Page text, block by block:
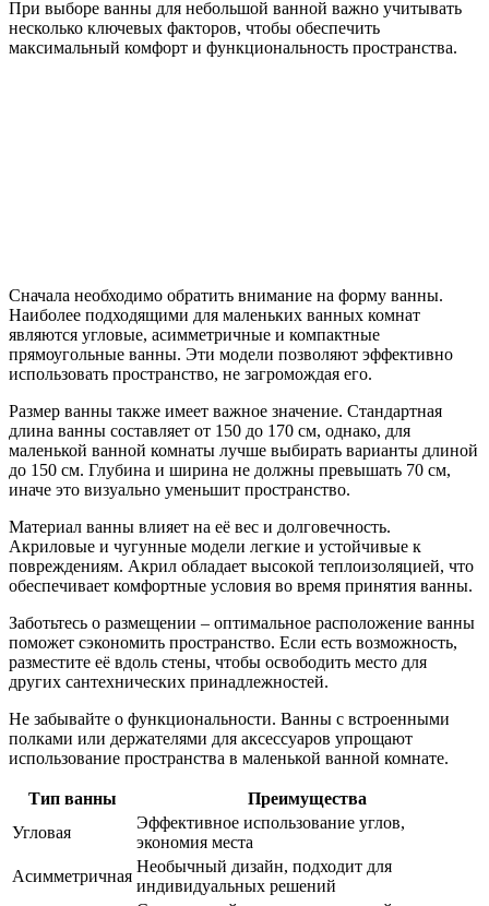
При выборе ванны для небольшой ванной важно учитывать
несколько ключевых факторов, чтобы обеспечить
максимальный комфорт и функциональность пространства.
Сначала необходимо обратить внимание на форму ванны.
Наиболее подходящими для маленьких ванных комнат
являются угловые, асимметричные и компактные
прямоугольные ванны. Эти модели позволяют эффективно
использовать пространство, не загромождая его.
Размер ванны также имеет важное значение. Стандартная
длина ванны составляет от 150 до 170 см, однако, для
маленькой ванной комнаты лучше выбирать варианты длиной
до 150 см. Глубина и ширина не должны превышать 70 см,
иначе это визуально уменьшит пространство.
Материал ванны влияет на её вес и долговечность.
Акриловые и чугунные модели легкие и устойчивые к
повреждениям. Акрил обладает высокой теплоизоляцией, что
обеспечивает комфортные условия во время принятия ванны.
Заботьтесь о размещении – оптимальное расположение ванны
поможет сэкономить пространство. Если есть возможность,
разместите её вдоль стены, чтобы освободить место для
других сантехнических принадлежностей.
Не забывайте о функциональности. Ванны с встроенными
полками или держателями для аксессуаров упрощают
использование пространства в маленькой ванной комнате.
Тип ванны
Преимущества
Угловая
Эффективное использование углов,
экономия места
Асимметричная
Необычный дизайн, подходит для
индивидуальных решений